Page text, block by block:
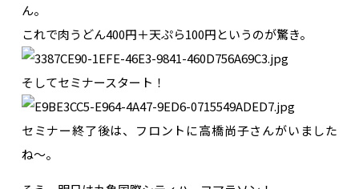
ん。
これで肉うどん400円＋天ぷら100円というのが驚き。
そしてセミナースタート！
セミナー終了後は、フロントに高橋尚子さんがいました
ね〜。